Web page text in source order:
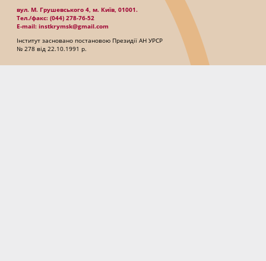
вул. М. Грушевського 4, м. Київ, 01001.
Тел./факc: (044) 278-76-52
E-mail: instkrymsk@gmail.com
Інститут засновано постановою Президії АН УРСР
№ 278 від 22.10.1991 р.